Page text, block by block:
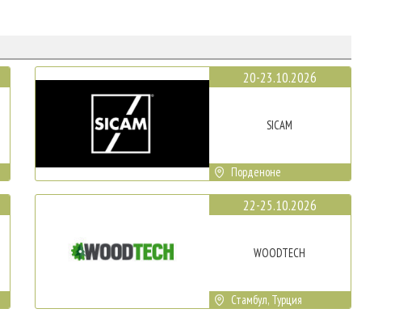
20-23.10.2026
SICAM
Порденоне
22-25.10.2026
WOODTECH
Стамбул, Турция